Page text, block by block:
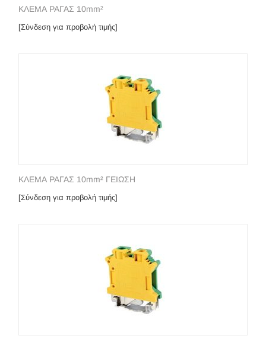
ΚΛΕΜΑ ΡΑΓΑΣ 10mm²
[Σύνδεση για προβολή τιμής]
ΚΛΕΜΑ ΡΑΓΑΣ 10mm² ΓΕΙΩΣΗ
[Σύνδεση για προβολή τιμής]